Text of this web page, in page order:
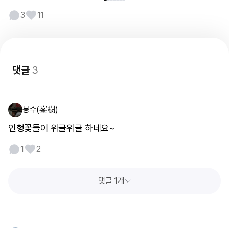
3 11
댓글3
봉수(峯樹)
인형꽃들이 위글위글 하네요~
1 2
댓글 1개